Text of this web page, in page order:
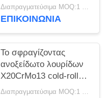
Διαπραγματεύσιμα MOQ:1 τόνος
ΕΠΙΚΟΙΝΩΝΊΑ
Το σφραγίζοντας
ανοξείδωτο λουρίδων
X20CrMo13 cold-rolled
η ανοπτημένη σπείρα Διαπραγματεύσιμα MOQ:1 τόνος